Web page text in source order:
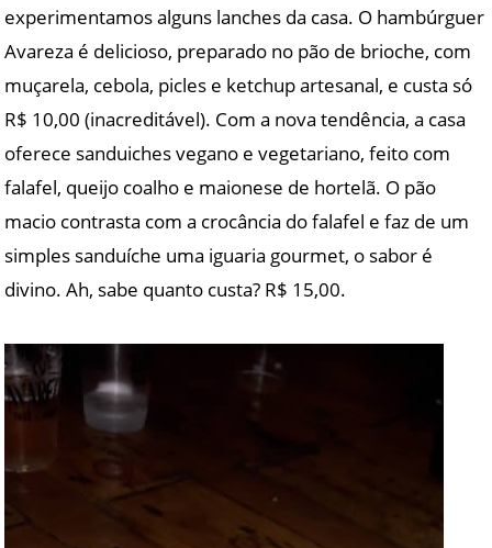
experimentamos alguns lanches da casa. O hambúrguer
Avareza é delicioso, preparado no pão de brioche, com
muçarela, cebola, picles e ketchup artesanal, e custa só
R$ 10,00 (inacreditável). Com a nova tendência, a casa
oferece sanduiches vegano e vegetariano, feito com
falafel, queijo coalho e maionese de hortelã. O pão
macio contrasta com a crocância do falafel e faz de um
simples sanduíche uma iguaria gourmet, o sabor é
divino. Ah, sabe quanto custa? R$ 15,00.